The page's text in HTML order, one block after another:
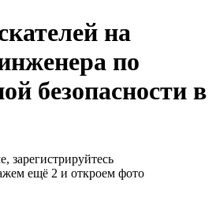
на
по
безопасности в
зарегистрируйтесь
ещё 2 и откроем фото